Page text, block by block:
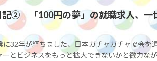
記② 「100円の夢」の就職求人、一
32年が経ちました、日本ガチャガチャ協会を
ーとビジネスをもっと拡大できないかと微力な